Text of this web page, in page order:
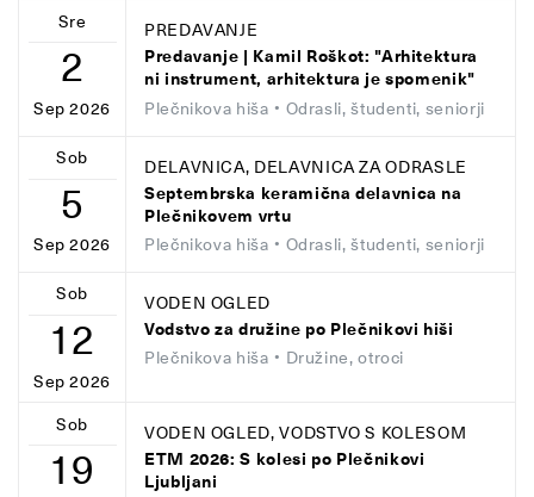
Sre
2
Sep 2026
PREDAVANJE
Predavanje | Kamil Roškot: "Arhitektura
ni instrument, arhitektura je spomenik"
Plečnikova hiša • Odrasli, študenti, seniorji
Sob
5
Sep 2026
DELAVNICA, DELAVNICA ZA ODRASLE
Septembrska keramična delavnica na
Plečnikovem vrtu
Plečnikova hiša • Odrasli, študenti, seniorji
Sob
12
Sep 2026
VODEN OGLED
Vodstvo za družine po Plečnikovi hiši
Plečnikova hiša • Družine, otroci
Sob
19
VODEN OGLED, VODSTVO S KOLESOM
ETM 2026: S kolesi po Plečnikovi
Ljubljani